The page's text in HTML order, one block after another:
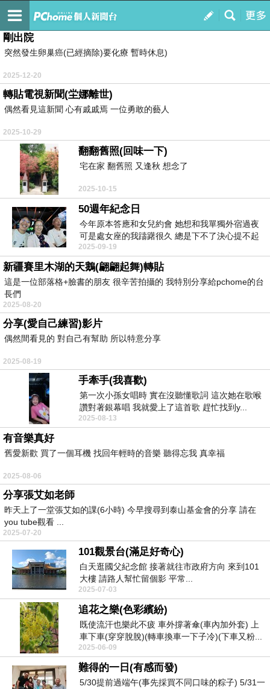
我的
訂閱
深愛並接納自己
剛出院
突然發生卵巢癌(已經摘除)要化療 暫時休息)
2025-12-20
轉貼電視新聞(坣娜離世)
偶然看見這新聞 心有戚戚焉 一位勇敢的藝人
2025-10-29
翻翻舊照(回味一下)
宅在家 翻舊照 又逢秋 想念了
2025-10-15
50週年紀念日
今年原本答應和女兒約會 她想和我單獨外宿過夜
可是處女座的我躊躇很久 總是下不了決心提不起
勁 ...
2025-09-19
新疆賽里木湖的天鵝(翩翩起舞)轉貼
這是一位部落格+臉書的朋友 很辛苦拍攝的 我特別分享給pchome的台
長們
2025-08-20
分享(愛自己練習)影片
偶然間看見的 對自己有幫助 所以特意分享
2025-08-19
手牽手(我喜歡)
第一次小孫女唱時 實在沒聽懂歌詞 這次她在歌喉
讚對著銀幕唱 我就愛上了這首歌 趕忙找到y...
2025-08-13
有音樂真好
舊愛新歡 買了一個耳機 找回年輕時的音樂 聽得忘我 真幸福
2025-08-06
分享張艾如老師
昨天上了一堂張艾如的課(6小時) 今早搜尋到泰山基金會的分享 請在
you tube觀看 ...
2025-07-20
101觀景台(滿足好奇心)
白天逛國父紀念館 接著就往市政府方向 來到101
大樓 請路人幫忙留個影 平常...
2025-07-03
追花之樂(色彩繽紛)
既使流汗也樂此不疲 車外撐著傘(車內加外套) 上
車下車(穿穿脫脫)(轉車換車一下子冷)(下車又粉...
2025-06-09
難得的一日(有感而發)
5/30提前過端午(事先採買不同口味的粽子) 5/31一